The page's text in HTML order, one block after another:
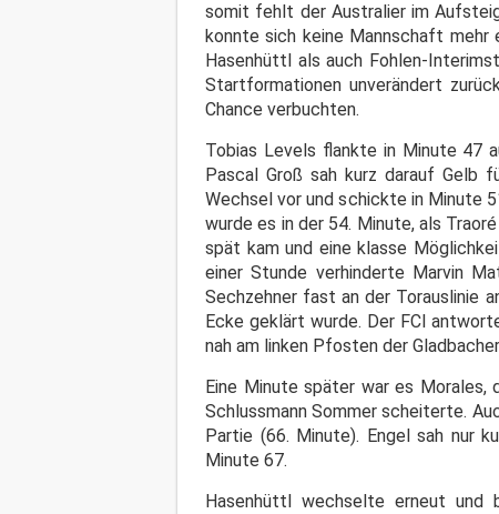
somit fehlt der Australier im
konnte sich keine Mannschaft
Hasenhüttl als auch Fohlen-
Startformationen unverändert
Chance verbuchten.
Tobias Levels flankte in Minute 47
Pascal Groß sah kurz darauf Gelb
Wechsel vor und schickte in Minute
wurde es in der 54. Minute, als
spät kam und eine klasse
einer Stunde verhinderte Marvin
Sechzehner fast an der Torauslinie
Ecke geklärt wurde. Der FCI
nah am linken Pfosten der
Eine Minute später war es Morales,
Schlussmann Sommer scheiterte.
Partie (66. Minute). Engel sah nur
Minute 67.
Hasenhüttl wechselte erneut und